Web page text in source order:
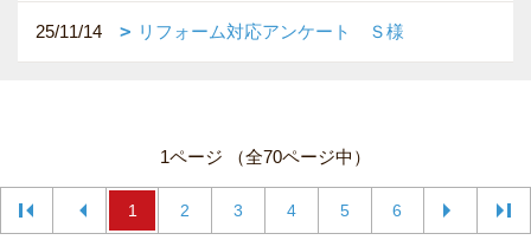
25/11/14 リフォーム対応アンケート Ｓ様
1ページ （全70ページ中）
1 2 3 4 5 6